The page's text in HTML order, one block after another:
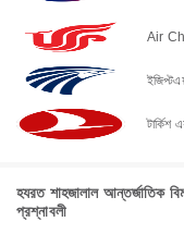
Air
টার্কিশ
হযরত শাহজালাল আন্তর্জাতিক
প্রশ্নাবলী